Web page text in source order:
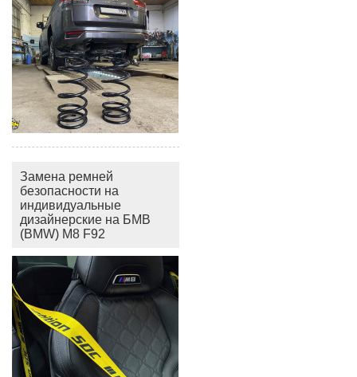
Замена ремней
безопасности на
индивидуальные
дизайнерские на БМВ
(BMW) M8 F92